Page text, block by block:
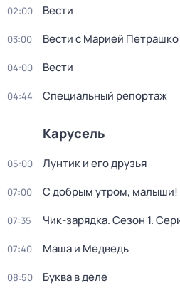
02:00 Вести
03:00 Вести с Марией Петрашко
04:00 Вести
04:44 Специальный репортаж
Карусель
05:00 Лунтик и его друзья
07:00 С добрым утром, малыши!
07:35 Чик-зарядка. Сезон 1.
07:40 Маша и Медведь
08:50 Буква в деле